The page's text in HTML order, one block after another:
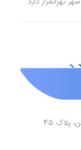
پلاک 45